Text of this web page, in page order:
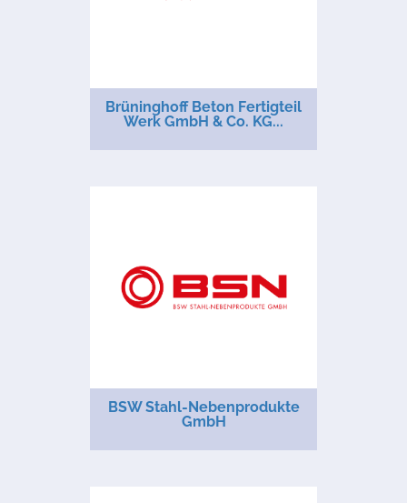
Brüninghoff Beton Fertigteil
Werk GmbH & Co. KG...
BSW Stahl-Nebenprodukte
GmbH